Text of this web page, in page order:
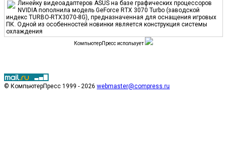
Линейку видеоадаптеров ASUS на базе графических процессоров
NVIDIA пополнила модель GeForce RTX 3070 Turbo (заводской
индекс TURBO-RTX3070-8G), предназначенная для оснащения игровых
ПК. Одной из особенностей новинки является конструкция системы
охлаждения
КомпьютерПресс использует
© КомпьютерПресс 1999 - 2026 webmaster@compress.ru